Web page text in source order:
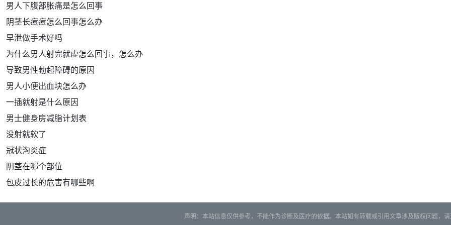
男人下腹部胀痛是怎么回事
阴茎长痘痘怎么回事怎么办
早泄做手术好吗
为什么男人射完就虚怎么回事，怎么办
导致男性勃起障碍的原因
男人小便出血块怎么办
一插就射是什么原因
男士健身房减脂计划表
没射就软了
冠状沟炎症
阴茎在哪个部位
包皮过长的危害有哪些啊
声明：本站信息仅供参考，不能作为诊断及医疗的依据。本站如有转载或引用文章涉及版权问题，请